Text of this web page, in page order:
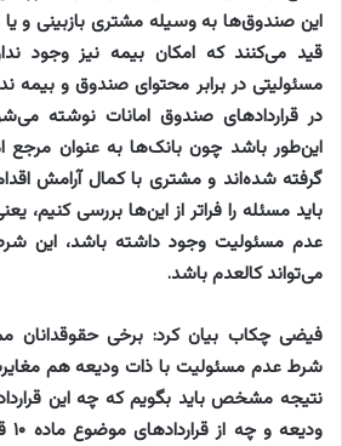
این صندوق‌ها به وسیله مشتری بازبینی و
قید می‌کنند که امکان بیمه نیز وجود
مسئولیتی در برابر محتوای صندوق و بیمه
در قراردادهای صندوق امانات نوشته
این‌طور باشد چون بانک‌ها به عنوان مرجع
گرفته شده‌اند و مشتری با کمال آرامش
باید مسئله را فراتر از این‌ها بررسی کنیم،
عدم مسئولیت وجود داشته باشد، این
می‌تواند کالعدم باشد.
فیضی چکاب بیان کرد:‌ برخی حقوقدانان
شرط عدم مسئولیت با ذات ودیعه هم
نتیجه مشخص باید بگویم که چه این